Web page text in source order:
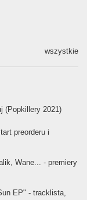
wszystkie
(Popkillery 2021)
preorderu i
Wane... - premiery
EP" - tracklista,